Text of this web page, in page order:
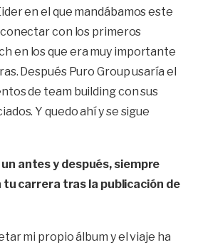
en el que mandábamos este
con los primeros
en los que era muy importante
Después Puro Group usaría el
de team building con sus
Y quedo ahí y se sigue
antes y después, siempre
tu carrera tras la publicación de
mi propio álbum y el viaje ha